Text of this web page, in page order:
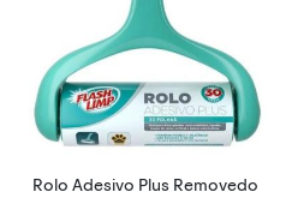
Rolo Adesivo Plus Removedo